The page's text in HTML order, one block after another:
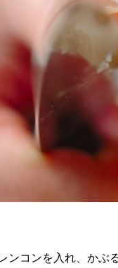
ンコンを入れ、かぶ